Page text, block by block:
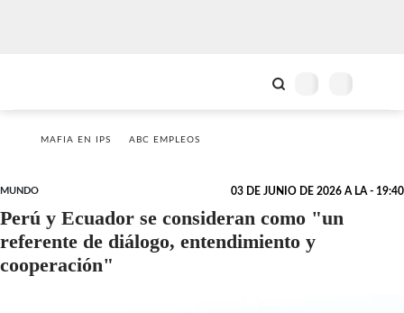
MAFIA EN IPS ABC EMPLEOS
MUNDO 03 DE JUNIO DE 2026 A LA - 19:40
Perú y Ecuador se consideran como "un
referente de diálogo, entendimiento y
cooperación"